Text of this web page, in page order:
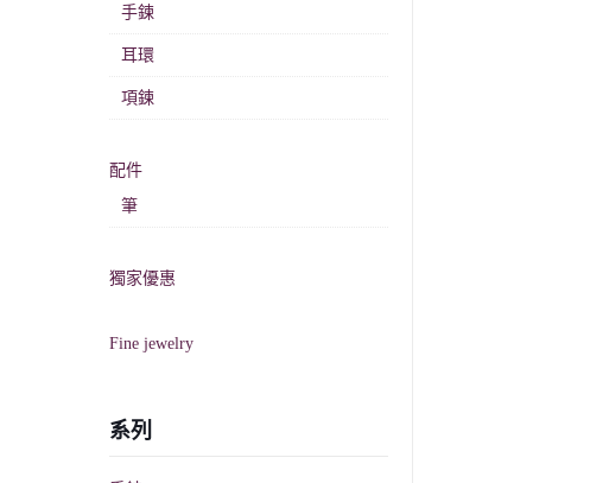
手鍊
耳環
項鍊
配件
筆
獨家優惠
Fine jewelry
系列